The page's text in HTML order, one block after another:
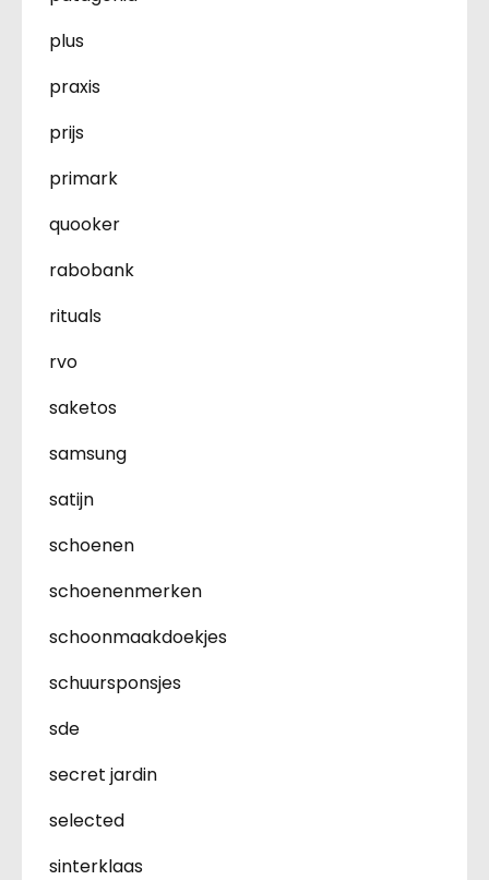
plus
praxis
prijs
primark
quooker
rabobank
rituals
rvo
saketos
samsung
satijn
schoenen
schoenenmerken
schoonmaakdoekjes
schuursponsjes
sde
secret jardin
selected
sinterklaas